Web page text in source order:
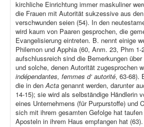
kirchliche Einrichtung immer maskuliner
die Frauen mit Autorität sukzessive aus
verschwunden seien (54). In den
wird kaum von Paaren gesprochen, die
Evangelisierung eintreten. B. nennt einige
Philemon und Apphia (60, Anm. 23, Phm 1-
aufschlussreich sind die Bemerkungen über
und solche, denen Autorität zugesprochen
indépendantes, femmes d‘ autorité, 63-68).
die in denActa genannt werden, darunter
14-15); sie wird als selbständige Händlerin
eines Unternehmens (für Purpurstoffe) und
sich mit ihrem gesamten Gefolge hat
Aposteln in ihrem Haus empfangen hat